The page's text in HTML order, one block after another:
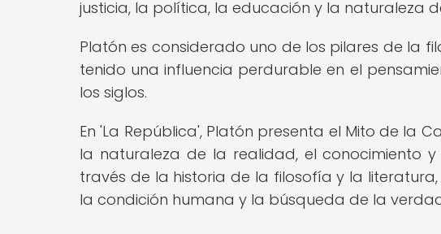
justicia, la política, la educación y la naturaleza
Platón es considerado uno de los pilares de la
tenido una influencia perdurable en el
los siglos.
En 'La República', Platón presenta el Mito de la
la naturaleza de la realidad, el conocimiento
través de la historia de la filosofía y la
la condición humana y la búsqueda de la